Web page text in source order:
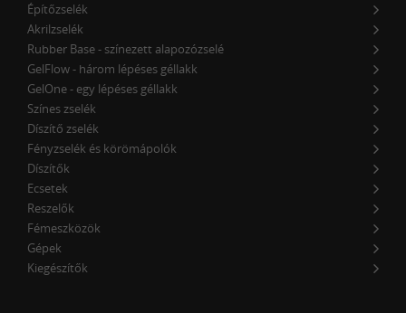
Építőzselék
Akrilzselék
Rubber Base - színezett alapozózselé
GelFlow - három lépéses géllakk
GelOne - egy lépéses géllakk
Színes zselék
Díszítő zselék
Fényzselék és körömápolók
Díszítők
Ecsetek
Reszelők
Fémeszközök
Gépek
Kiegészítők